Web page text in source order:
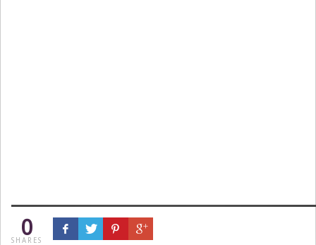
0
SHARES